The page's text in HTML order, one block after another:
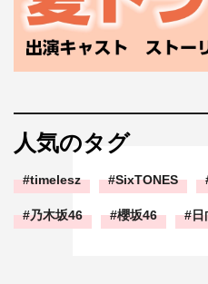
津田健次郎 コメント
人気のタグ
timelesz SixTONES
乃木坂46 櫻坂46 日